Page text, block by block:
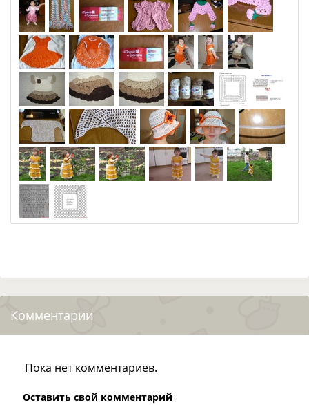
Комментарии
Пока нет комментариев.
Оставить свой комментарий